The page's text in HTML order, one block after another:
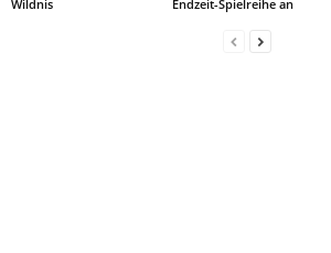
Wildnis
Endzeit-Spielreihe an